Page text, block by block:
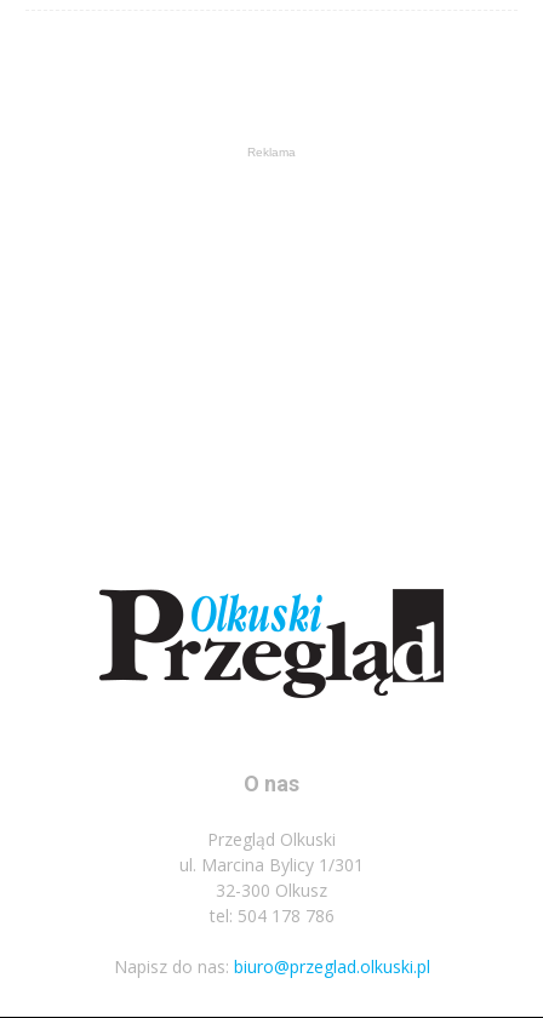
Reklama
O nas
Przegląd Olkuski
ul. Marcina Bylicy 1/301
32-300 Olkusz
tel: 504 178 786
Napisz do nas: biuro@przeglad.olkuski.pl